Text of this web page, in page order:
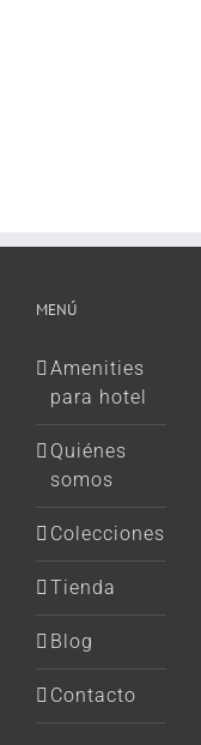
MENÚ
Amenities
para hotel
Quiénes
somos
Colecciones
Tienda
Blog
Contacto